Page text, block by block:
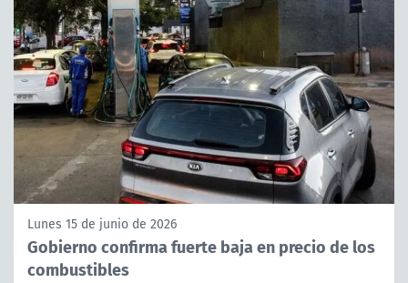
Lunes 15 de junio de 2026
Gobierno confirma fuerte baja en precio de los
combustibles